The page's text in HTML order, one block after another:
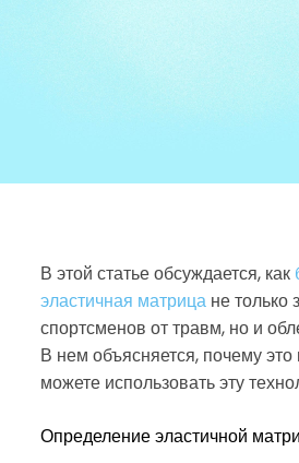
В этой статье обсуждается, как
эластичная матрицане только
спортсменов от травм, но и
В нем объясняется, почему
можете использовать эту
Определение эластичной